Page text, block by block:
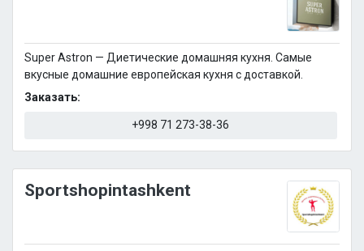
Super Astron — Диетические домашняя кухня. Самые
вкусные домашние европейская кухня с доставкой.
Заказать:
+998 71 273-38-36
Sportshopintashkent